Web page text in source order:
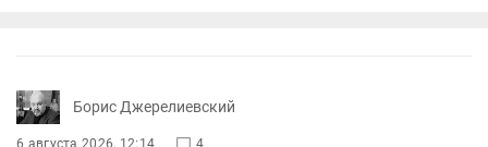
Борис Джерелиевский
6 августа 2026, 12:14 4